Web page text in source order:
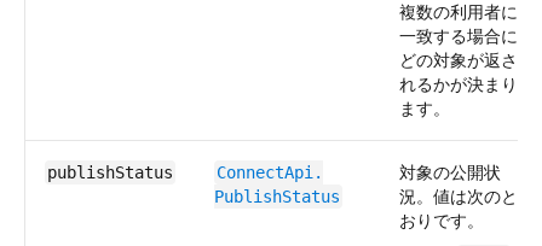
複数の利用者に
一致する場合に
どの対象が返さ
れるかが決まり
ます。
publishStatus
ConnectApi.​
PublishStatus
対象の公開状
況。値は次のと
おりです。